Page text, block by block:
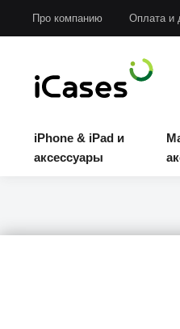
Про компанию Оплата и
iPhone & iPad и
аксессуары